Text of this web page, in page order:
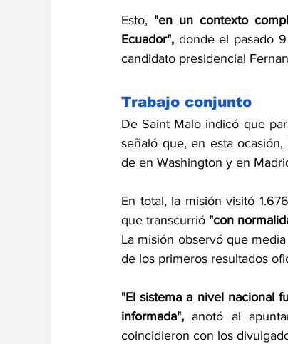
Esto, "en un contexto
Ecuador", donde el pasado
candidato presidencial
Trabajo conjunto
De Saint Malo indicó que
señaló que, en esta
de en Washington y en
En total, la misión visitó
que transcurrió "con
La misión observó que
de los primeros resultados
"El sistema a nivel nacional
informada", anotó al
coincidieron con los